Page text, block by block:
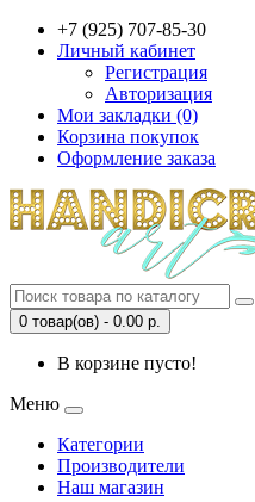
+7 (925) 707-85-30
Личный кабинет
Регистрация
Авторизация
Мои закладки (0)
Корзина покупок
Оформление заказа
0 товар(ов) - 0.00 р.
В корзине пусто!
Меню
Категории
Производители
Наш магазин